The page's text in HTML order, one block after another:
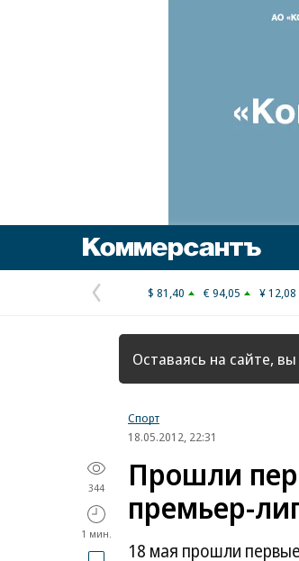
Предыдущая
страница
$ 81,40 € 94,05 ¥ 12,08
Оставаясь на сайте,
Спорт
18.05.2012, 22:31
344
1 мин.
Прошли
премьер-
18 мая прошли